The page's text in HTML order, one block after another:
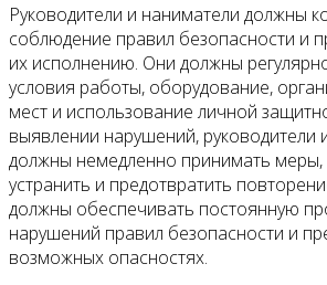
Руководители и наниматели должны
соблюдение правил безопасности и
их исполнению. Они должны
условия работы, оборудование,
мест и использование личной
выявлении нарушений, руководители
должны немедленно принимать
устранить и предотвратить
должны обеспечивать постоянную
нарушений правил безопасности и
возможных опасностях.